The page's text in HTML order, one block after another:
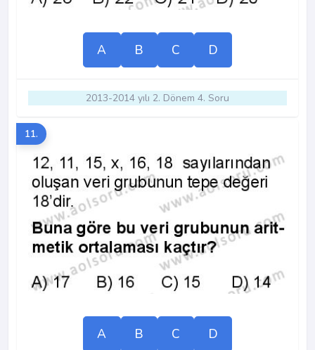
A B C D
2013-2014 yılı 2. Dönem 4. Soru
11.
A B C D